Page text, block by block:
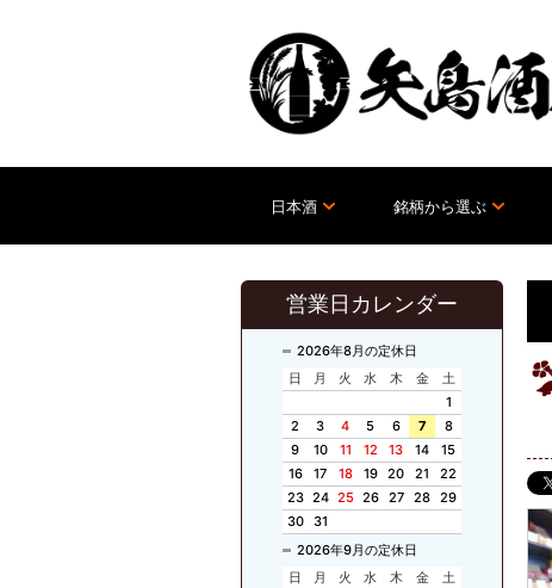
日本酒 銘柄から選ぶ
営業日カレンダー
2026年8月の定休日
日
月 火 水 木 金
土
1
2
3 4 5 6 7
8
9
10 11 12 13 14
15
16
17 18 19 20 21
22
23 24 25 26 27 28 29
30
31
2026年9月の定休日
日
月 火 水 木 金
土